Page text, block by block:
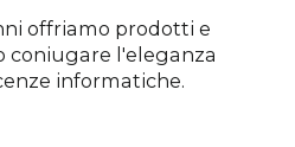
offriamo prodotti e
coniugare l'eleganza
informatiche.